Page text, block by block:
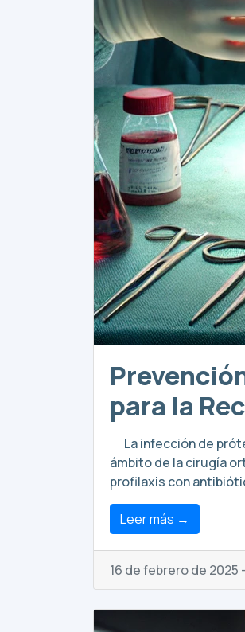
para la
La infección de
ámbito de la cirugía
profilaxis con
Leer más →
16 de febrero de 2025